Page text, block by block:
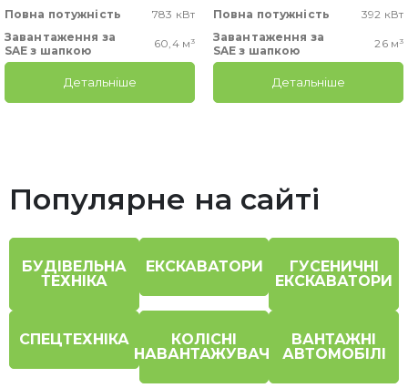
Повна потужність
783 кВт
Завантаження за
SAE з шапкою
60,4 м³
Детальніше
Повна потужність
392 кВт
Завантаження за
SAE з шапкою
26 м³
Детальніше
Популярне на сайті
БУДІВЕЛЬНА
ТЕХНІКА
ЕКСКАВАТОРИ
ГУСЕНИЧНІ
ЕКСКАВАТОРИ
СПЕЦТЕХНІКА
КОЛІСНІ
НАВАНТАЖУВАЧІ
ВАНТАЖНІ
АВТОМОБІЛІ